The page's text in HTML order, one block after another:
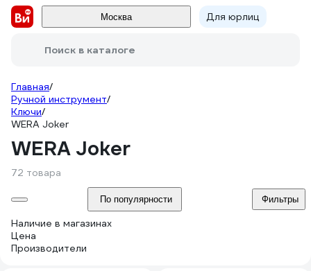
Москва Для юрлиц
Поиск в каталоге
Главная/
Ручной инструмент/
Ключи/
WERA Joker
WERA Joker
72 товара
По популярности Фильтры
Наличие в магазинах
Цена
Производители